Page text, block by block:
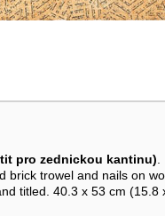
pro zednickou kantinu).
brick trowel and nails on
titled. 40.3 x 53 cm (15.8